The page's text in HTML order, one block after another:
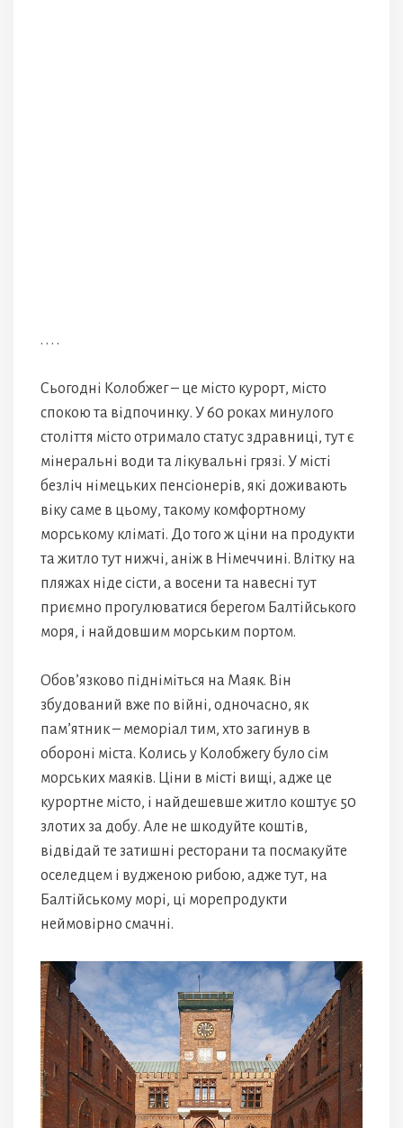
. . . .
Сьогодні Колобжег – це місто курорт, місто
спокою та відпочинку. У 60 роках минулого
століття місто отримало статус здравниці, тут є
мінеральні води та лікувальні грязі. У місті
безліч німецьких пенсіонерів, які доживають
віку саме в цьому, такому комфортному
морському кліматі. До того ж ціни на продукти
та житло тут нижчі, аніж в Німеччині. Влітку на
пляжах ніде сісти, а восени та навесні тут
приємно прогулюватися берегом Балтійського
моря, і найдовшим морським портом.
Обов’язково підніміться на Маяк. Він
збудований вже по війні, одночасно, як
пам’ятник – меморіал тим, хто загинув в
обороні міста. Колись у Колобжегу було сім
морських маяків. Ціни в місті вищі, адже це
курортне місто, і найдешевше житло коштує 50
злотих за добу. Але не шкодуйте коштів,
відвідай те затишні ресторани та посмакуйте
оселедцем і вудженою рибою, адже тут, на
Балтійському морі, ці морепродукти
неймовірно смачні.